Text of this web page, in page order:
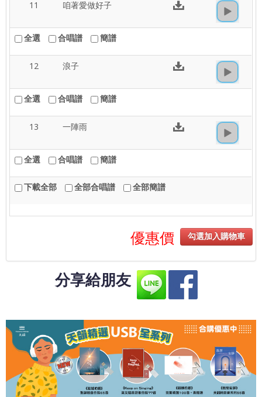
11 咱著愛做好子
全選 合唱譜 簡譜
12 浪子
全選 合唱譜 簡譜
13 一陣雨
全選 合唱譜 簡譜
下載全部 全部合唱譜 全部簡譜
勾選加入購物車
優惠價
分享給朋友